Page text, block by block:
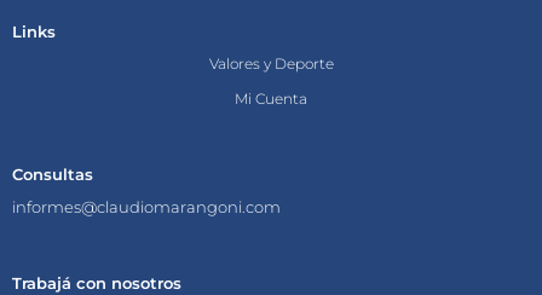
Links
Valores y Deporte
Mi Cuenta
Consultas
informes@claudiomarangoni.com
Trabajá con nosotros